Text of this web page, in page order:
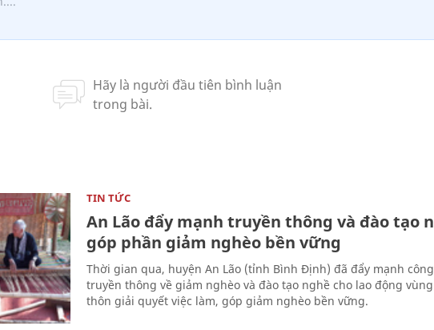
TIN TỨC
An Lão đẩy mạnh truyền thông và đào tạo
góp phần giảm nghèo bền vững
Thời gian qua, huyện An Lão (tỉnh Bình Định) đã đẩy mạnh
truyền thông về giảm nghèo và đào tạo nghề cho lao động
thôn giải quyết việc làm, góp giảm nghèo bền vững.